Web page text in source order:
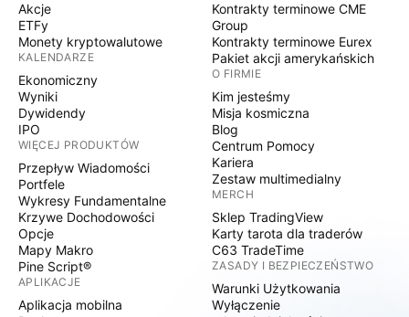
Akcje
ETFy
Monety kryptowalutowe
KALENDARZE
Ekonomiczny
Wyniki
Dywidendy
IPO
WIĘCEJ PRODUKTÓW
Przepływ Wiadomości
Portfele
Wykresy Fundamentalne
Krzywe Dochodowości
Opcje
Mapy Makro
Pine Script®
APLIKACJE
Aplikacja mobilna
Kontrakty terminowe CME
Group
Kontrakty terminowe Eurex
Pakiet akcji amerykańskich
O FIRMIE
Kim jesteśmy
Misja kosmiczna
Blog
Centrum Pomocy
Kariera
Zestaw multimedialny
MERCH
Sklep TradingView
Karty tarota dla traderów
C63 TradeTime
ZASADY I BEZPIECZEŃSTWO
Warunki Użytkowania
Wyłączenie